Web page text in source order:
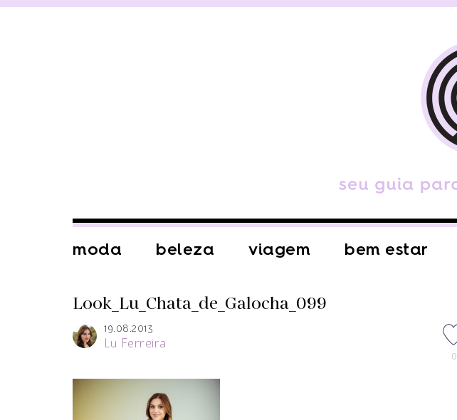
moda beleza viagem bem estar
Look_Lu_Chata_de_Galocha_099
19.08.2013
Lu Ferreira
0